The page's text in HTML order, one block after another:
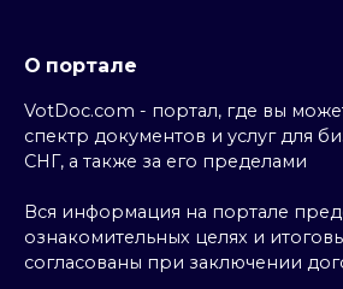
О портале
VotDoc.com - портал, где вы
спектр документов и услуг для
СНГ, а также за его пределами
Вся информация на портале
ознакомительных целях и
согласованы при заключении